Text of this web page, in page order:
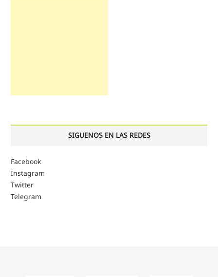
SIGUENOS EN LAS REDES
Facebook
Instagram
Twitter
Telegram